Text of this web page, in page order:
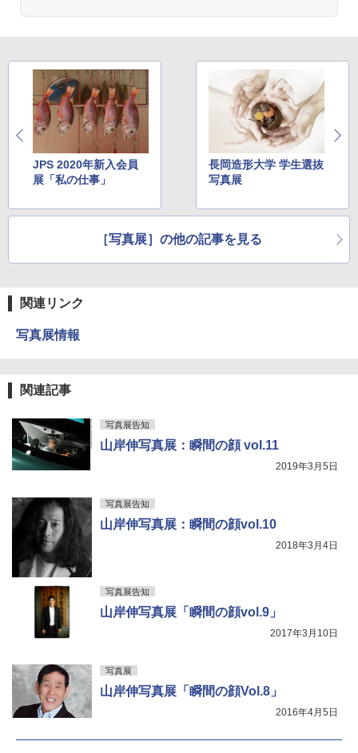
JPS 2020年新入会員
展「私の仕事」
長岡造形大学 学生選抜
写真展
［写真展］の他の記事を見る
関連リンク
写真展情報
関連記事
写真展告知
山岸伸写真展：瞬間の顔 vol.11
2019年3月5日
写真展告知
山岸伸写真展：瞬間の顔vol.10
2018年3月4日
写真展告知
山岸伸写真展「瞬間の顔vol.9」
2017年3月10日
写真展
山岸伸写真展「瞬間の顔Vol.8」
2016年4月5日